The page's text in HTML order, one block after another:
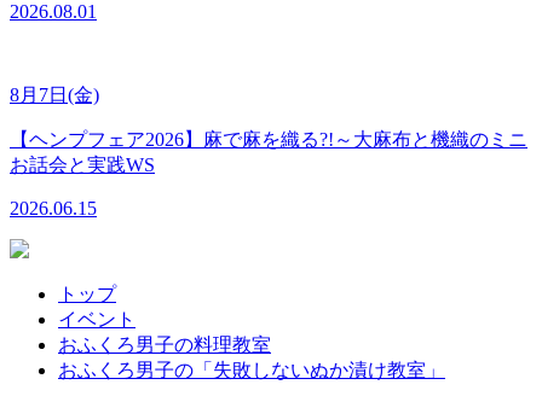
2026.08.01
8月7日(金)
【ヘンプフェア2026】麻で麻を織る?!～大麻布と機織のミニ
お話会と実践WS
2026.06.15
トップ
イベント
おふくろ男子の料理教室
おふくろ男子の「失敗しないぬか漬け教室」